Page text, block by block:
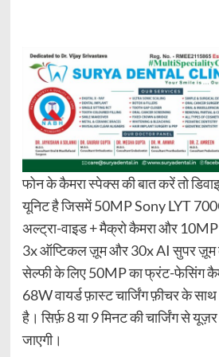
फोन के कैमरा स्पेक्स की बात करें तो
यूनिट है जिसमें 50MP Sony LYT
अल्ट्रा-वाइड + मैक्रो कैमरा और 10MP
3x ऑप्टिकल ज़ूम और 30x AI सुपर ज़ूम
सेल्फी के लिए 50MP का फ्रंट-फेसिंग
68W वायर्ड फ़ास्ट चार्जिंग फ़ीचर के
है। सिर्फ़ 8 या 9 मिनट की चार्जिंग से
जाएगी।